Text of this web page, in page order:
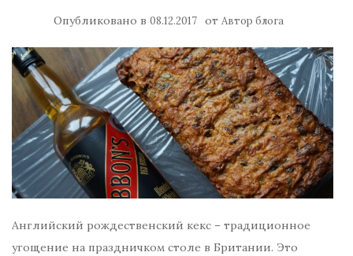
Опубликовано в 08.12.2017 от Автор блога
Английский рождественский кекс – традиционное
угощение на праздничком столе в Британии. Это